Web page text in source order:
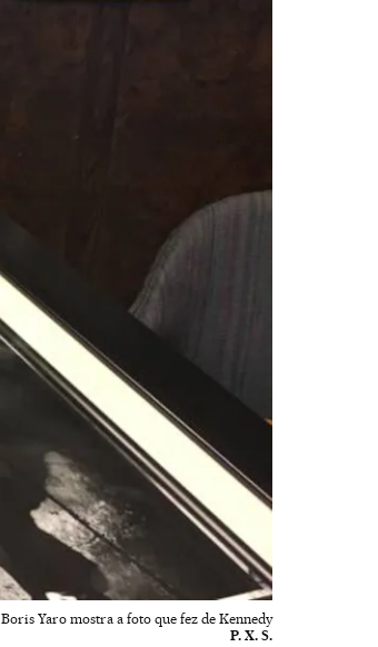
Boris Yaro mostra a foto que fez de Kennedy
P. X. S.